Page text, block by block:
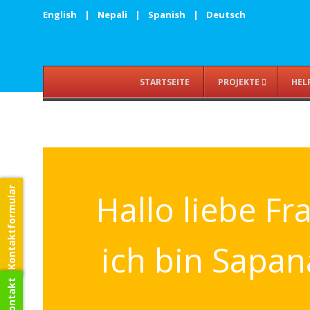
English | Nepali | Spanish | Deutsch
STARTSEITE PROJEKTE
Hallo liebe
ich bin
Kontaktformular